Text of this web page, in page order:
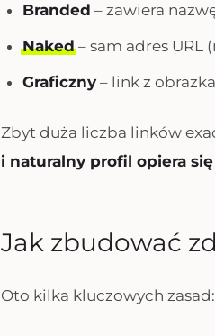
Branded – zawiera
Naked– sam adres URL
Graficzny – link z
Zbyt duża liczba linków
i naturalny profil opiera
Jak zbudować
Oto kilka kluczowych zasad: